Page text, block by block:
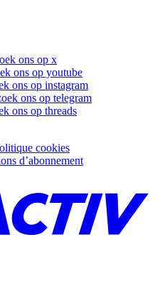
ons op x
ons op youtube
ons op instagram
ons op telegram
ons op threads
cookies
d’abonnement